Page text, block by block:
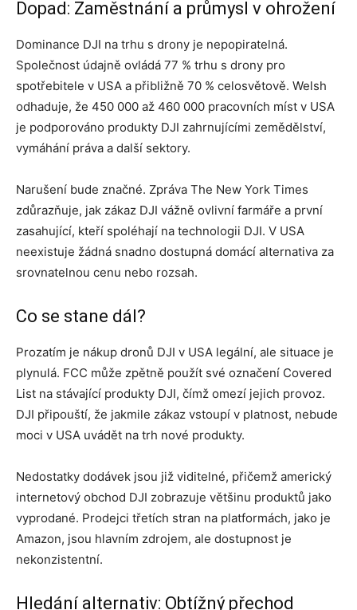
Dopad: Zaměstnání a průmysl v ohrožení
Dominance DJI na trhu s drony je nepopiratelná.
Společnost údajně ovládá 77 % trhu s drony pro
spotřebitele v USA a přibližně 70 % celosvětově. Welsh
odhaduje, že 450 000 až 460 000 pracovních míst v USA
je podporováno produkty DJI zahrnujícími zemědělství,
vymáhání práva a další sektory.
Narušení bude značné. Zpráva The New York Times
zdůrazňuje, jak zákaz DJI vážně ovlivní farmáře a první
zasahující, kteří spoléhají na technologii DJI. V USA
neexistuje žádná snadno dostupná domácí alternativa za
srovnatelnou cenu nebo rozsah.
Co se stane dál?
Prozatím je nákup dronů DJI v USA legální, ale situace je
plynulá. FCC může zpětně použít své označení Covered
List na stávající produkty DJI, čímž omezí jejich provoz.
DJI připouští, že jakmile zákaz vstoupí v platnost, nebude
moci v USA uvádět na trh nové produkty.
Nedostatky dodávek jsou již viditelné, přičemž americký
internetový obchod DJI zobrazuje většinu produktů jako
vyprodané. Prodejci třetích stran na platformách, jako je
Amazon, jsou hlavním zdrojem, ale dostupnost je
nekonzistentní.
Hledání alternativ: Obtížný přechod